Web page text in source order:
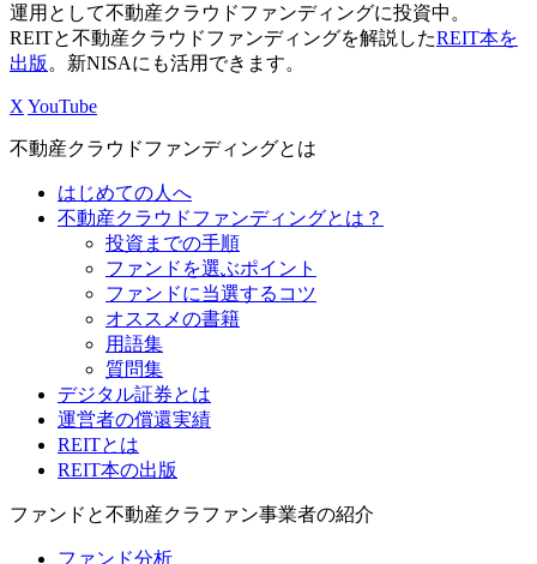
運用として不動産クラウドファンディングに投資中。
REITと不動産クラウドファンディングを解説したREIT本を
出版 。新NISAにも活用できます。
X YouTube
不動産クラウドファンディングとは
はじめての人へ
不動産クラウドファンディングとは？
投資までの手順
ファンドを選ぶポイント
ファンドに当選するコツ
オススメの書籍
用語集
質問集
デジタル証券とは
運営者の償還実績
REITとは
REIT本の出版
ファンドと不動産クラファン事業者の紹介
ファンド分析